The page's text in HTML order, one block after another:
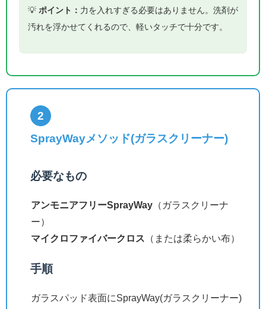
💡 ポイント： 力を入れすぎる必要はありません。洗剤が
汚れを浮かせてくれるので、軽いタッチで十分です。
2
SprayWayメソッド(ガラスクリーナー)
必要なもの
アンモニアフリーSprayWay （ガラスクリーナ
ー）
マイクロファイバークロス
（または柔らかい布）
手順
ガラスパッド表面にSprayWay(ガラスクリーナー)